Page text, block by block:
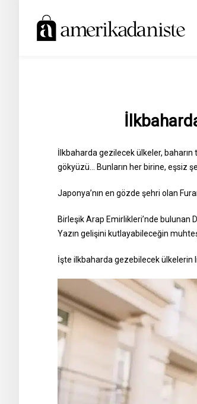
İlkbaharda gezilecek ülkeler,
gökyüzü… Bunların her birine, eşsiz
Japonya’nın en gözde şehri olan
Birleşik Arap Emirlikleri’nde bulunan
Yazın gelişini kutlayabileceğin
İşte ilkbaharda gezebilecek ülkelerin